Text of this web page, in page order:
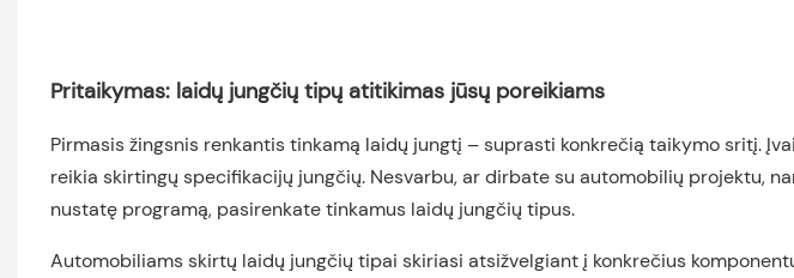
Pritaikymas: laidų jungčių tipų atitikimas jūsų poreikiams
Pirmasis žingsnis renkantis tinkamą laidų jungtį – suprasti konkrečią taikymo sritį.
reikia skirtingų specifikacijų jungčių. Nesvarbu, ar dirbate su automobilių projektu,
nustatę programą, pasirenkate tinkamus laidų jungčių tipus.
Automobiliams skirtų laidų jungčių tipai skiriasi atsižvelgiant į konkrečius